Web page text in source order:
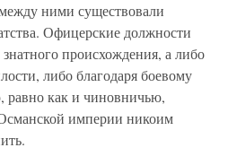
ними существовали
Офицерские должности
происхождения, а либо
либо благодаря боевому
как и чиновничью,
империи никоим